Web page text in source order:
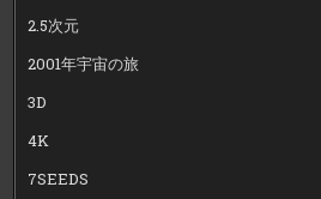
2.5次元
2001年宇宙の旅
3D
4K
7SEEDS